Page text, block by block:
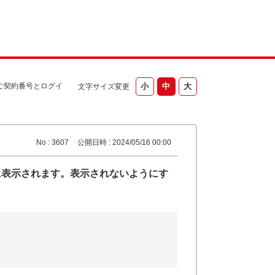
文字サイズ変更
契約番号とログイ
No : 3607 公開日時 : 2024/05/16 00:00
示されます。表示されないようにす